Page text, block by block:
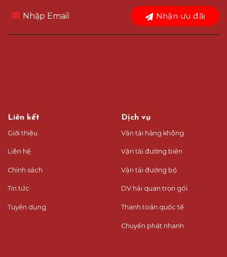
Nhận ưu đãi
Liên kết
Giới thiệu
Liên hệ
Chính sách
Tin tức
Tuyển dụng
Dịch vụ
Vận tải hàng không
Vận tải đường biển
Vận tải đường bộ
DV hải quan trọn gói
Thanh toán quốc tế
Chuyển phát nhanh